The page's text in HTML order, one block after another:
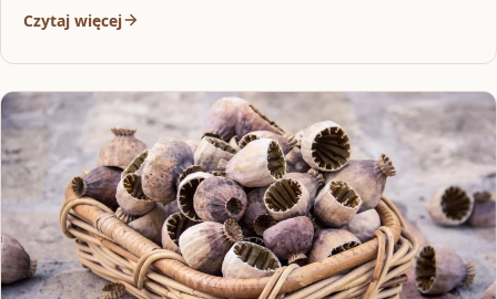
Czytaj więcej